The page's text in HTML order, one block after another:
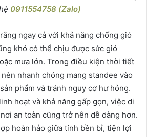
0911554758 (Zalo)
ngay cả với khả năng chống gió
khó có thể chịu được sức gió
mưa lớn. Trong điều kiện thời tiết
nhanh chóng mang standee vào
phẩm và tránh nguy cơ hư hỏng.
hoạt và khả năng gấp gọn, việc di
an toàn cũng trở nên dễ dàng hơn.
hoàn hảo giữa tính bền bỉ, tiện lợi